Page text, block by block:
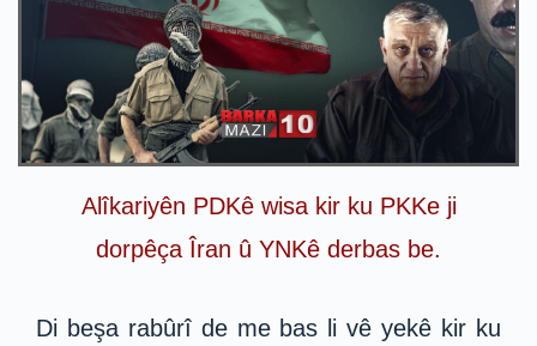
Alîkariyên PDKê wisa kir ku PKKe ji
dorpêça Îran û YNKê derbas be.
Di beşa rabûrî de me bas li vê yekê kir ku